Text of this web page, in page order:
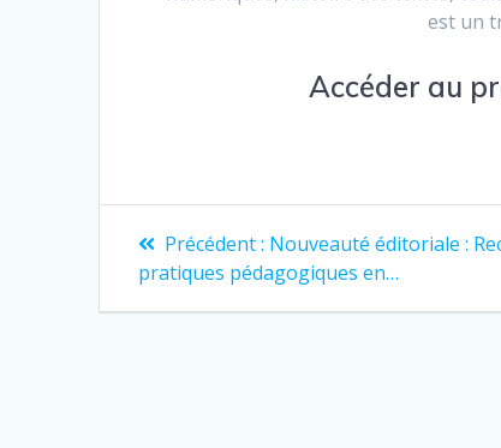
est un
Accéder au
Navigation
de
Précédent : Article
précédent
Nouveauté éditoriale :
pratiques pédagogiques en…